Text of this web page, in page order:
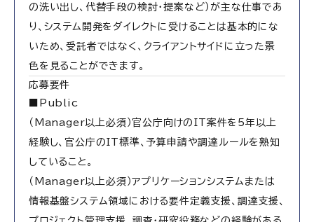
の洗い出し、代替手段の検討・提案など）が主な仕事であ
り、システム開発をダイレクトに受けることは基本的にな
いため、受託者ではなく、クライアントサイドに立った景
色を見ることができます。
応募要件
■Public
（Manager以上必須）官公庁向けのIT案件を5年以上
経験し、官公庁のIT標準、予算申請や調達ルールを熟知
していること。
（Manager以上必須）アプリケーションシステムまたは
情報基盤システム領域における要件定義支援、調達支援、